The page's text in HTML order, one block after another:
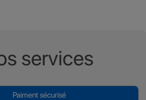
services
Paiment sécurisé